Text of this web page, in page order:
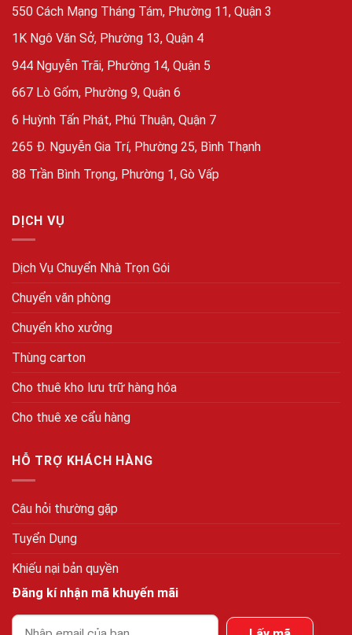
550 Cách Mạng Tháng Tám, Phường 11, Quận 3
1K Ngô Văn Sở, Phường 13, Quận 4
944 Nguyễn Trãi, Phường 14, Quận 5
667 Lò Gốm, Phường 9, Quận 6
6 Huỳnh Tấn Phát, Phú Thuận, Quận 7
265 Đ. Nguyễn Gia Trí, Phường 25, Bình Thạnh
88 Trần Bình Trọng, Phường 1, Gò Vấp
DỊCH VỤ
Dịch Vụ Chuyển Nhà Trọn Gói
Chuyển văn phòng
Chuyển kho xưởng
Thùng carton
Cho thuê kho lưu trữ hàng hóa
Cho thuê xe cẩu hàng
HỖ TRỢ KHÁCH HÀNG
Câu hỏi thường gặp
Tuyển Dụng
Khiếu nại bản quyền
Đăng kí nhận mã khuyến mãi